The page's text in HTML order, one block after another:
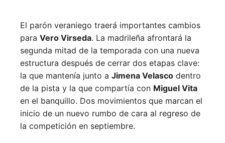
El parón veraniego traerá importantes cambios
para Vero Virseda. La madrileña afrontará la
segunda mitad de la temporada con una nueva
estructura después de cerrar dos etapas clave:
la que mantenía junto a Jimena Velasco dentro
de la pista y la que compartía con Miguel Vita
en el banquillo. Dos movimientos que marcan el
inicio de un nuevo rumbo de cara al regreso de
la competición en septiembre.